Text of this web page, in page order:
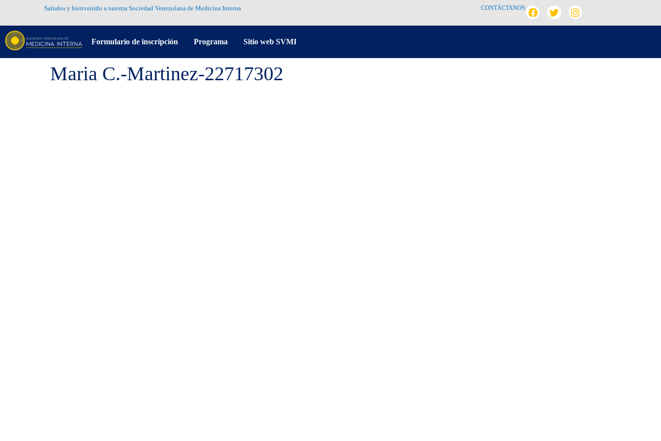
Saludos y bienvenido a nuestra Sociedad Venezolana de Medicina Interna CONTÁCTANOS
Formulario de inscripción Programa Sitio web SVMI
Maria C.-Martinez-22717302